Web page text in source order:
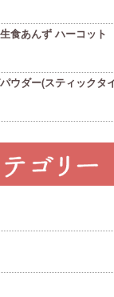
食あんず ハーコット
ウダー(スティックタ